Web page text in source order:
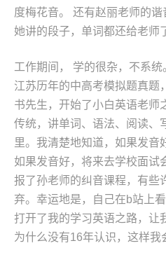
度梅花音。 还有赵丽老师的
她讲的段子，单词都还给老师
工作期间， 学的很杂，不系
江苏历年的中高考模拟题真题
书先生，开始了小白英语老师
传统，讲单词、语法、阅读、
里。我清楚地知道，如果发音
如果发音好，将来去学校面试
报了孙老师的纠音课程，有些
弃。幸运地是，自己在b站上
打开了我的学习英语之路，让
为什么没有16年认识，这样我